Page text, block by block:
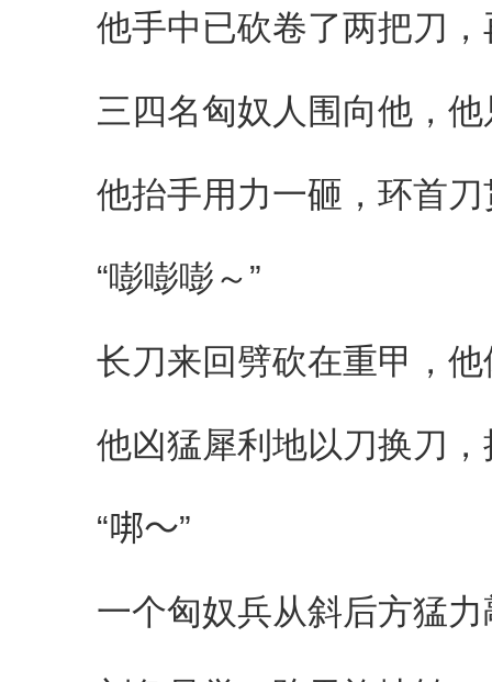
他手中已砍卷了两把刀，
三四名匈奴人围向他，他
他抬手用力一砸，环首刀
“嘭嘭嘭～”
长刀来回劈砍在重甲，他
他凶猛犀利地以刀换刀，
“𠳐～”
一个匈奴兵从斜后方猛力